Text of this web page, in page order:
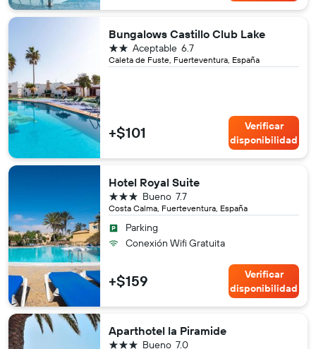
Bungalows Castillo Club Lake
Caleta de Fuste, Fuerteventura, España
6.7
Aceptable
2 estrellas
+$101
Verificar
disponibilidad
Hotel Royal Suite
Costa Calma, Fuerteventura, España
7.7
Bueno
3 estrellas
Parking
Conexión Wifi Gratuita
+$159
Verificar
disponibilidad
Aparthotel la Piramide
7.0
Bueno
3 estrellas